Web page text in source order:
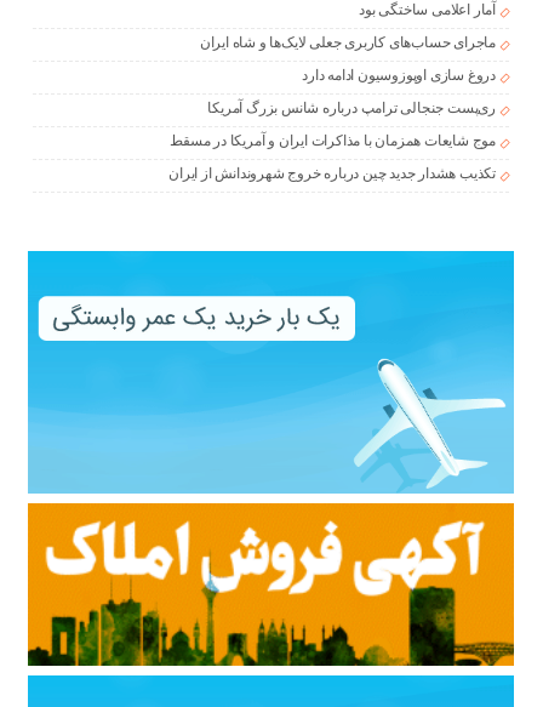
آمار اعلامی ساختگی بود
ماجرای حساب‌های کاربری جعلی لایک‌ها و شاه ایران
دروغ سازی اوپوزوسیون ادامه دارد
ری‌پست جنجالی ترامپ درباره شانس بزرگ آمریکا
موج شایعات همزمان با مذاکرات ایران و آمریکا در مسقط
تکذیب هشدار جدید چین درباره خروج شهروندانش از ایران